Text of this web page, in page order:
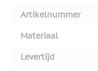
Artikelnummer
Materiaal
Levertijd